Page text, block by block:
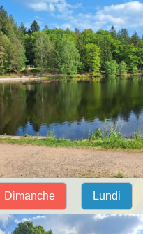
Dimanche Lundi